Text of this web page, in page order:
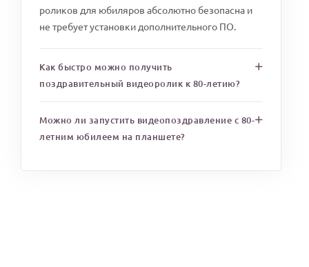
роликов для юбиляров абсолютно безопасна и
не требует установки дополнительного ПО.
Как быстро можно получить
поздравительный видеоролик к 80-летию?
Можно ли запустить видеопоздравление с 80-
летним юбилеем на планшете?